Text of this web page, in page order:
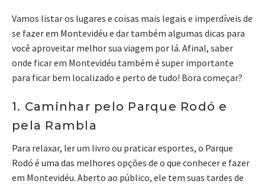
Vamos listar os lugares e coisas mais legais e imperdíveis de
se fazer em Montevidéu e dar também algumas dicas para
você aproveitar melhor sua viagem por lá. Afinal, saber
onde ficar em Montevidéu também é super importante
para ficar bem localizado e perto de tudo! Bora começar?
1. Caminhar pelo Parque Rodó e
pela Rambla
Para relaxar, ler um livro ou praticar esportes, o Parque
Rodó é uma das melhores opções de o que conhecer e fazer
em Montevidéu. Aberto ao público, ele tem suas tardes de